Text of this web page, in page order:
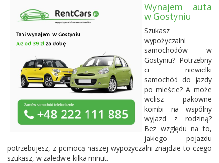
Wynajem auta
w Gostyniu
Szukasz
wypożyczalni
samochodów w
Gostyniu? Potrzebny
ci niewielki
samochód do jazdy
po mieście? A może
wolisz pakowne
kombi na wspólny
wyjazd z rodziną?
Bez względu na to,
jakiego pojazdu
potrzebujesz, z pomocą naszej wypożyczalni znajdzie to czego
szukasz, w zaledwie kilka minut.